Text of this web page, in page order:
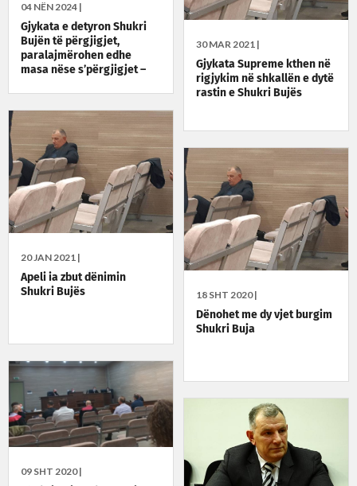
04 NËN 2024 |
Gjykata e detyron Shukri
Bujën të përgjigjet,
paralajmërohen edhe
masa nëse s’përgjigjet –
30 MAR 2021 |
Gjykata Supreme kthen në
rigjykim në shkallën e dytë
rastin e Shukri Bujës
20 JAN 2021 |
Apeli ia zbut dënimin
Shukri Bujës
18 SHT 2020 |
Dënohet me dy vjet burgim
Shukri Buja
09 SHT 2020 |